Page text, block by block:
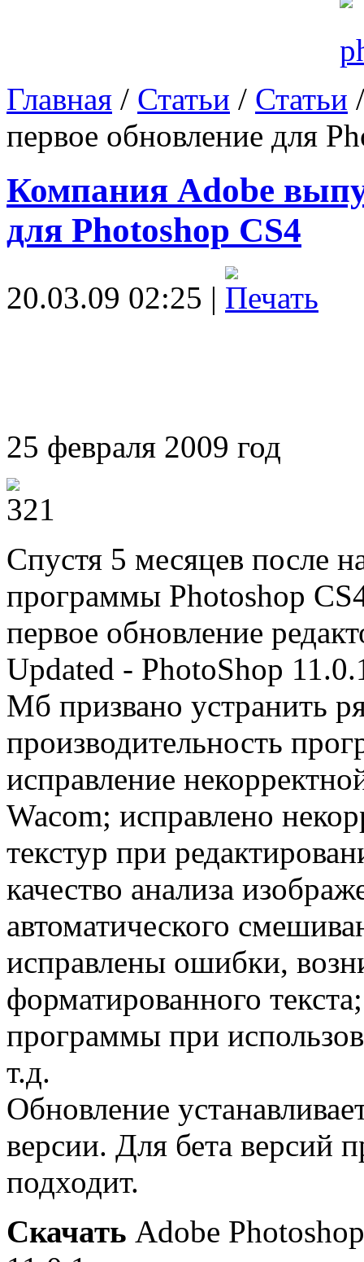
Главная / Статьи / Статьи
первое обновление для
Компания Adobe
для Photoshop CS4
20.03.09 02:25 |
25 февраля 2009 год
Спустя 5 месяцев после
программы Photoshop
первое обновление
Updated - PhotoShop
Мб призвано устранить
производительность
исправление
Wacom; исправлено
текстур при
качество анализа
автоматического
исправлены ошибки,
форматированного
программы при
т.д.
Обновление
версии. Для бета версий
подходит.
Скачать Adobe